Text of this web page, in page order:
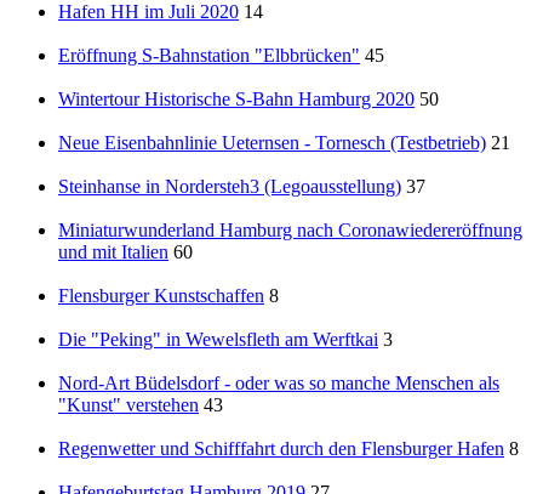
Hafen HH im Juli 2020 14
Eröffnung S-Bahnstation "Elbbrücken" 45
Wintertour Historische S-Bahn Hamburg 2020 50
Neue Eisenbahnlinie Ueternsen - Tornesch (Testbetrieb) 21
Steinhanse in Nordersteh3 (Legoausstellung) 37
Miniaturwunderland Hamburg nach Coronawiedereröffnung
und mit Italien 60
Flensburger Kunstschaffen 8
Die "Peking" in Wewelsfleth am Werftkai 3
Nord-Art Büdelsdorf - oder was so manche Menschen als
"Kunst" verstehen 43
Regenwetter und Schifffahrt durch den Flensburger Hafen 8